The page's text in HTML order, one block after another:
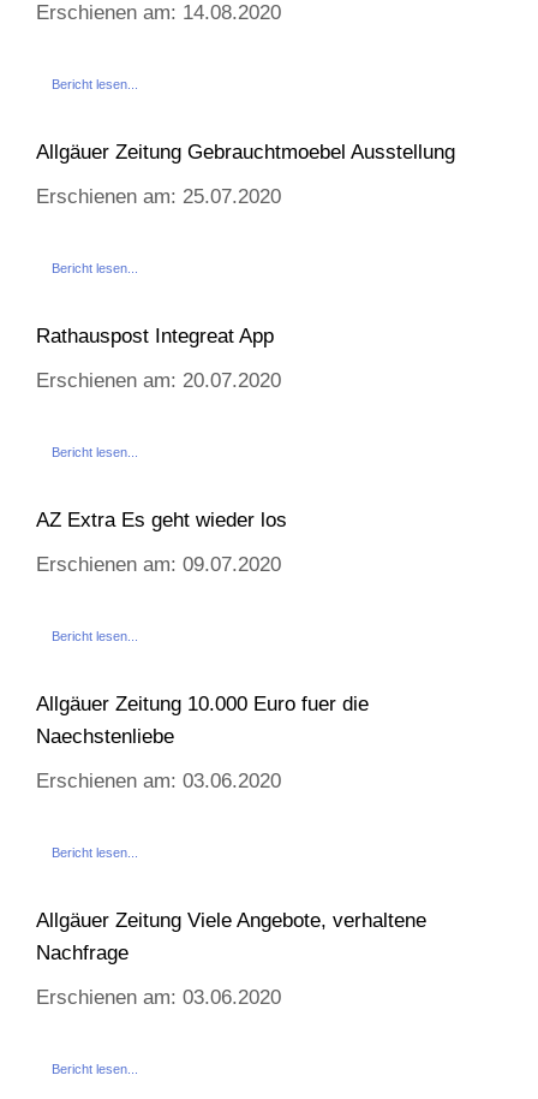
Erschienen am: 14.08.2020
Bericht lesen...
Allgäuer Zeitung Gebrauchtmoebel Ausstellung
Erschienen am: 25.07.2020
Bericht lesen...
Rathauspost Integreat App
Erschienen am: 20.07.2020
Bericht lesen...
AZ Extra Es geht wieder los
Erschienen am: 09.07.2020
Bericht lesen...
Allgäuer Zeitung 10.000 Euro fuer die
Naechstenliebe
Erschienen am: 03.06.2020
Bericht lesen...
Allgäuer Zeitung Viele Angebote, verhaltene
Nachfrage
Erschienen am: 03.06.2020
Bericht lesen...